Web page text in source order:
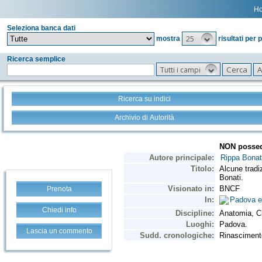
Seleziona banca dati
mostra
25 risultati per
Ricerca semplice
Tutti i campi
Ricerca su indici
Archivio di Autorità
Prenota
Chiedi info
Lascia un commento